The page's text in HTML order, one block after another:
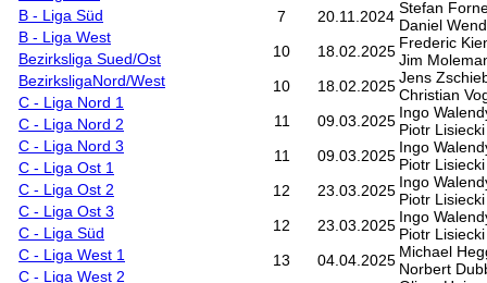
B - Liga Süd
B - Liga West
Bezirksliga Sued/Ost
BezirksligaNord/West
C - Liga Nord 1
C - Liga Nord 2
C - Liga Nord 3
C - Liga Ost 1
C - Liga Ost 2
C - Liga Ost 3
C - Liga Süd
C - Liga West 1
C - Liga West 2
7
20.11.2024 Stefan
Daniel
10
18.02.2025 Frederic
Jim
10
18.02.2025 Jens
Christian
11
09.03.2025 Ingo
Piotr Lisiecki
11
09.03.2025 Ingo
Piotr Lisiecki
12
23.03.2025 Ingo
Piotr Lisiecki
12
23.03.2025 Ingo
Piotr Lisiecki
13
04.04.2025 Michael
Norbert